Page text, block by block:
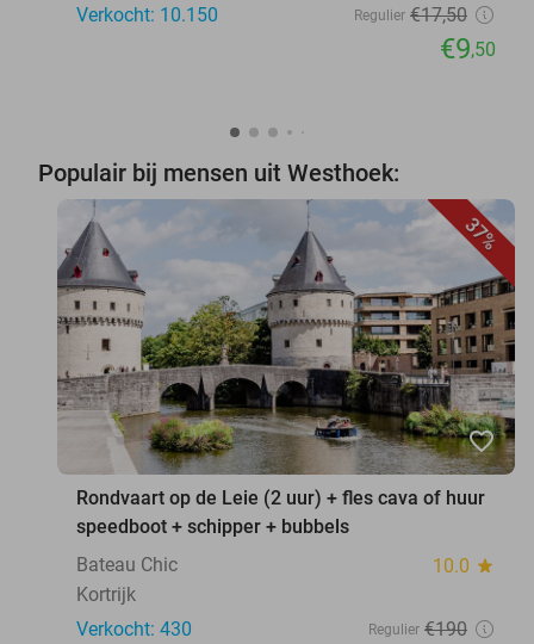
Verkocht: 10.150 Regulier €17,50
€9,50
Populair bij mensen uit Westhoek:
37%
favorite_border
Rondvaart op de Leie (2 uur) + fles cava of huur
speedboot + schipper + bubbels
Bateau Chic
10.0 star
Kortrijk
Verkocht: 430
Regulier €190